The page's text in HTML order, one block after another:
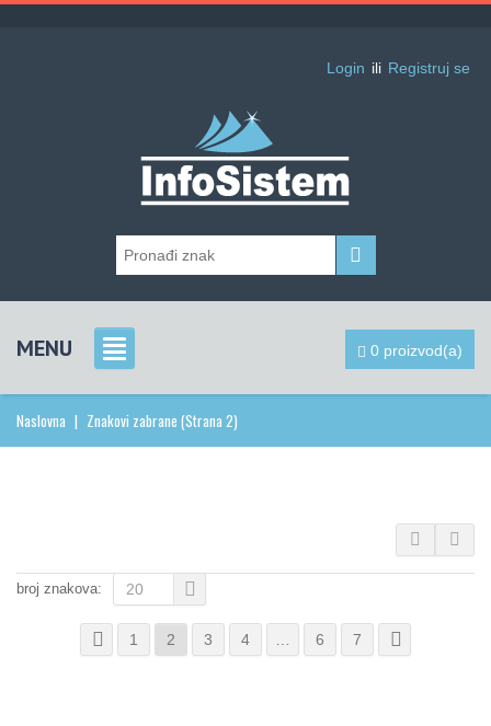
Login ili Registruj se
MENU 0 proizvod(a)
Naslovna | Znakovi zabrane (Strana 2)
1 2 3 4 6 7
broj znakova: 20